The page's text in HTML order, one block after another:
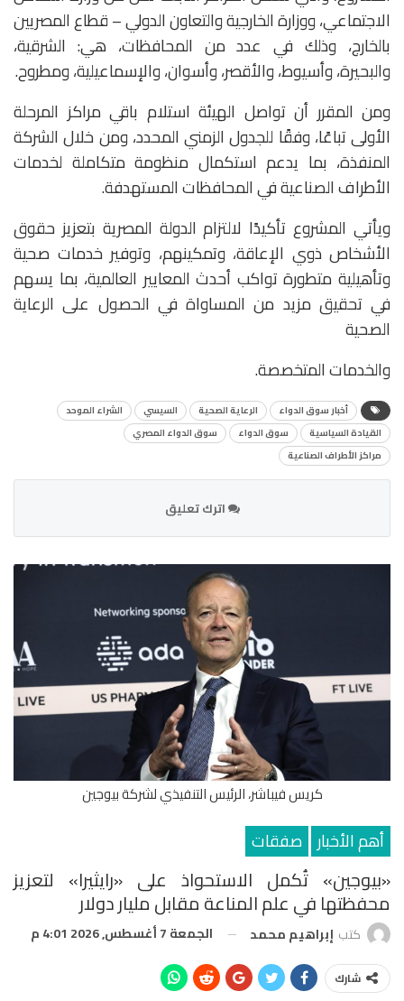
الاجتماعي، ووزارة الخارجية والتعاون الدولي – قطاع المصريين
بالخارج، وذلك في عدد من المحافظات، هي: الشرقية،
والبحيرة، وأسيوط، والأقصر، وأسوان، والإسماعيلية، ومطروح.
ومن المقرر أن تواصل الهيئة استلام باقي مراكز المرحلة
الأولى تباعًا، وفقًا للجدول الزمني المحدد، ومن خلال الشركة
المنفذة، بما يدعم استكمال منظومة متكاملة لخدمات
الأطراف الصناعية في المحافظات المستهدفة.
ويأتي المشروع تأكيدًا لالتزام الدولة المصرية بتعزيز حقوق
الأشخاص ذوي الإعاقة، وتمكينهم، وتوفير خدمات صحية
وتأهيلية متطورة تواكب أحدث المعايير العالمية، بما يسهم
في تحقيق مزيد من المساواة في الحصول على الرعاية
الصحية
والخدمات المتخصصة.
أخبار سوق الدواء الرعاية الصحية السيسي
الشراء الموحد
القيادة السياسية
سوق الدواء
سوق الدواء المصري
مراكز الأطراف الصناعية
اترك تعليق
كريس فيباشر، الرئيس التنفيذي لشركة بيوجين
أهم الأخبار صفقات
«بيوجين» تُكمل الاستحواذ على «رايثيرا» لتعزيز
محفظتها في علم المناعة مقابل مليار دولار
كتب إبراهيم محمد الجمعة 7 أغسطس, 2026 4:01 م
شارك